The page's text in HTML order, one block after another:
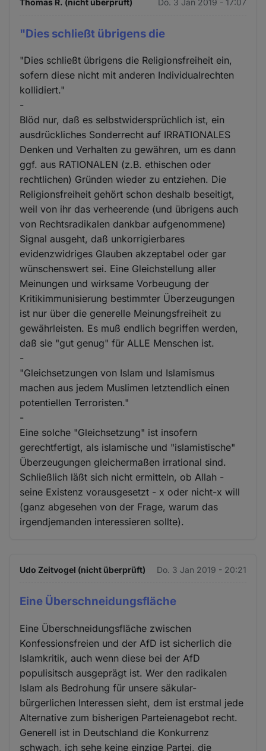
"Dies schließt übrigens die
"Dies schließt übrigens die Religionsfreiheit ein,
sofern diese nicht mit anderen Individualrechten
kollidiert."
-
Blöd nur, daß es selbstwidersprüchlich ist, ein
ausdrückliches Sonderrecht auf IRRATIONALES
Denken und Verhalten zu gewähren, um es dann
ggf. aus RATIONALEN (z.B. ethischen oder
rechtlichen) Gründen wieder zu entziehen. Die
Religionsfreiheit gehört schon deshalb beseitigt,
weil von ihr das verheerende (und übrigens auch
von Rechtsradikalen dankbar aufgenommene)
Signal ausgeht, daß unkorrigierbares
evidenzwidriges Glauben akzeptabel oder gar
wünschenswert sei. Eine Gleichstellung aller
Meinungen und wirksame Vorbeugung der
Kritikimmunisierung bestimmter Überzeugungen
ist nur über die generelle Meinungsfreiheit zu
gewährleisten. Es muß endlich begriffen werden,
daß sie "gut genug" für ALLE Menschen ist.
-
"Gleichsetzungen von Islam und Islamismus
machen aus jedem Muslimen letztendlich einen
potentiellen Terroristen."
-
Eine solche "Gleichsetzung" ist insofern
gerechtfertigt, als islamische und "islamistische"
Überzeugungen gleichermaßen irrational sind.
Schließlich läßt sich nicht ermitteln, ob Allah -
seine Existenz vorausgesetzt - x oder nicht-x will
(ganz abgesehen von der Frage, warum das
irgendjemanden interessieren sollte).
Udo Zeitvogel (nicht überprüft) Do. 3 Jan 2019 - 20:21
Eine Überschneidungsfläche
Eine Überschneidungsfläche zwischen
Konfessionsfreien und der AfD ist sicherlich die
Islamkritik, auch wenn diese bei der AfD
populisitsch ausgeprägt ist. Wer den radikalen
Islam als Bedrohung für unsere säkular-
bürgerlichen Interessen sieht, dem ist erstmal jede
Alternative zum bisherigen Parteienagebot recht.
Generell ist in Deutschland die Konkurrenz
schwach, ich sehe keine einzige Partei, die